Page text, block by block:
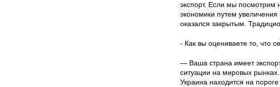
экспорт. Если мы
экономики путем увеличения
оказался закрытым.
- Как вы оцениваете то, что
— Ваша страна имеет
ситуации на мировых
Украина находится на